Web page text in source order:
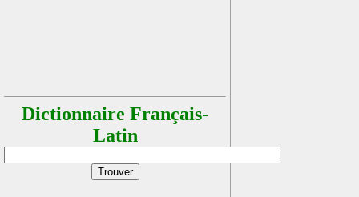
Dictionnaire Français-
Latin